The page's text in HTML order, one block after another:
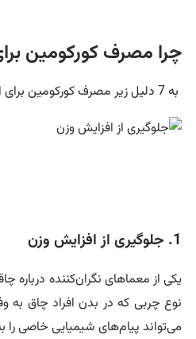
چرا مصرف کورکومین
به 7 دلیل زیر مصرف کورکومین برای افراد چاق ضروری است.
1. جلوگیری از افزایش وزن
یکی از معماهای نگران‌کننده
نوع چربی که در بدن افراد چاق
می‌تواند پیام‌های شیمیایی خاصی را